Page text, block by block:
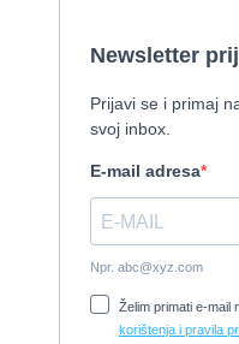
Izletnički brod -
Cijena:370.000
Tender Williams
2008, 325 x 1.7
Damor 900 FURIA
CIJENA
2008, 8,98 x 3
Cijena:65.000
Prodajem jedrilicu